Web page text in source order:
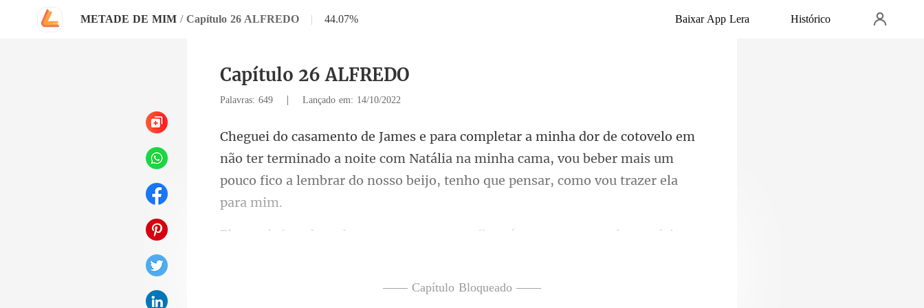
METADE DE MIM / Capítulo 26 ALFREDO | 44.07% Baixar App Lera Histórico
Capítulo 26 ALFREDO
Palavras: 649 | Lançado em: 14/10/2022
o ter terminado a noite com Natália na minha cama, vou beber mais um
pouco f
fico só com uma cueca boxer deito e
—— Capítulo Bloqueado ——